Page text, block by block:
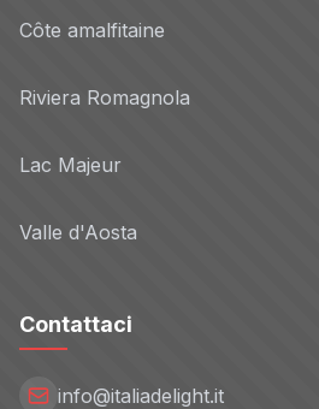
Côte amalfitaine
Riviera Romagnola
Lac Majeur
Valle d'Aosta
Contattaci
info@italiadelight.it